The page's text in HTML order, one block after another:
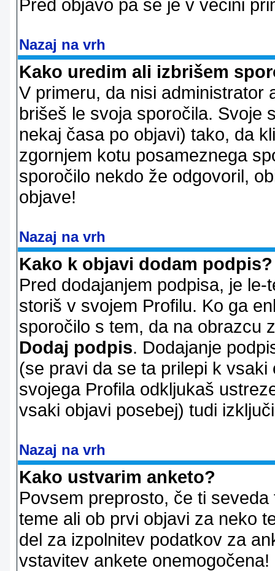
Pred objavo pa se je v večini
Nazaj na vrh
Kako uredim ali izbrišem
V primeru, da nisi administrator
brišeš le svoja sporočila. Svoje
nekaj časa po objavi) tako, da
zgornjem kotu posameznega
sporočilo nekdo že odgovoril,
objave!
Nazaj na vrh
Kako k objavi dodam podpis?
Pred dodajanjem podpisa, je
storiš v svojem Profilu. Ko ga
sporočilo s tem, da na obrazcu
Dodaj podpis. Dodajanje
(se pravi da se ta prilepi k
svojega Profila odkljukaš
vsaki objavi posebej) tudi
Nazaj na vrh
Kako ustvarim anketo?
Povsem preprosto, če ti
teme ali ob prvi objavi za neko
del za izpolnitev podatkov za
vstavitev ankete